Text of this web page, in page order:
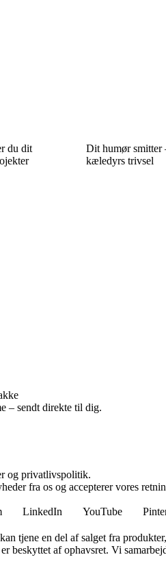
du dit
Dit humør smitter
kæledyrs trivsel
– sendt direkte til dig.
og privatlivspolitik.
fra os og accepterer vores
LinkedIn YouTube
tjene en del af salget fra
beskyttet af ophavsret. Vi